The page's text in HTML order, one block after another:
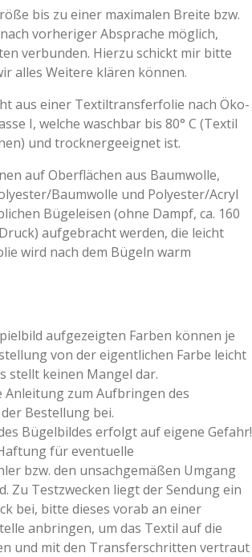
bis zu einer maximalen Breite bzw.
vorheriger Absprache möglich,
verbunden. Hierzu schickt mir bitte
alles Weitere klären können.
aus einer Textiltransferfolie nach Öko-
I, welche waschbar bis 80° C (Textil
und trocknergeeignet ist.
auf Oberflächen aus Baumwolle,
Baumwolle und Polyester/Acryl
Bügeleisen (ohne Dampf, ca. 160
aufgebracht werden, die leicht
wird nach dem Bügeln warm
aufgezeigten Farben können je
von der eigentlichen Farbe leicht
stellt keinen Mangel dar.
Anleitung zum Aufbringen des
Bestellung bei.
Bügelbildes erfolgt auf eigene Gefahr!
für eventuelle
bzw. den unsachgemäßen Umgang
Zu Testzwecken liegt der Sendung ein
bei, bitte dieses vorab an einer
anbringen, um das Textil auf die
und mit den Transferschritten vertraut